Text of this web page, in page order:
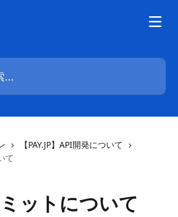
【PAY.JP】API開発について
て
ットについて